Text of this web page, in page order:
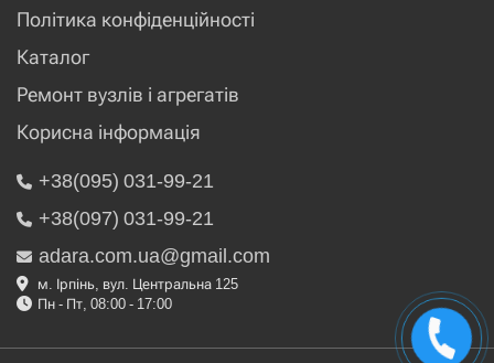
Політика конфіденційності
Каталог
Ремонт вузлів і агрегатів
Корисна інформація
+38(095) 031-99-21
+38(097) 031-99-21
adara.com.ua@gmail.com
м. Ірпінь, вул. Центральна 125
Пн - Пт, 08:00 - 17:00